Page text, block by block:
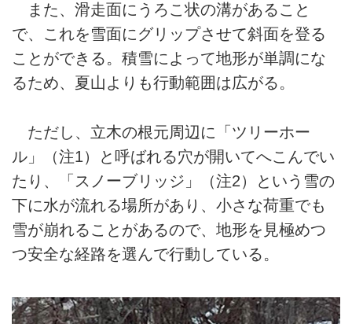
また、滑走面にうろこ状の溝があること
で、これを雪面にグリップさせて斜面を登る
ことができる。積雪によって地形が単調にな
るため、夏山よりも行動範囲は広がる。
ただし、立木の根元周辺に「ツリーホー
ル」（注1）と呼ばれる穴が開いてへこんでい
たり、「スノーブリッジ」（注2）という雪の
下に水が流れる場所があり、小さな荷重でも
雪が崩れることがあるので、地形を見極めつ
つ安全な経路を選んで行動している。